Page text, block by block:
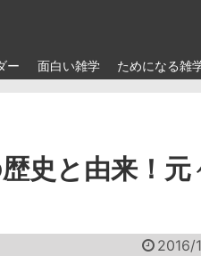
ー 面白い雑学 ためになる雑
歴史と由来！
2016/